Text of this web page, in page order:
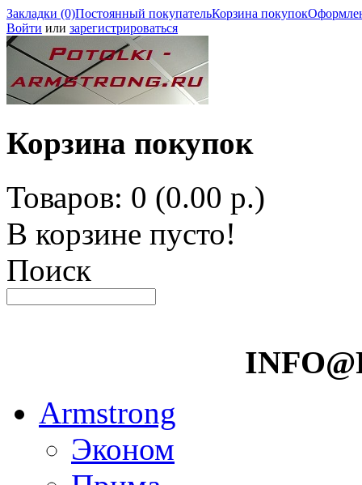
Закладки (0)Постоянный покупательКорзина покупок
Войти или зарегистрироваться
Корзина покупок
Товаров: 0 (0.00 р.)
В корзине пусто!
Поиск
Armstrong
Эконом